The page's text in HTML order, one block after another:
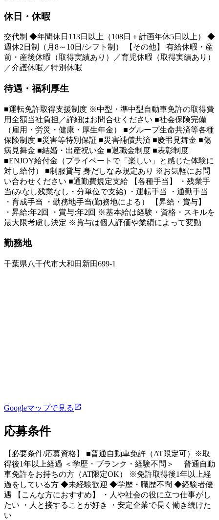
休日・休暇
交代制 ◆年間休日113日以上（108日＋計画年休5日以上） ◆
週休2日制（月8～10日/シフト制） 【その他】 有給休暇・産
前・産後休暇（取得実績あり）／育児休暇（取得実績あり）
／介護休暇／特別休暇
待遇・福利厚生
■運転免許取得支援制度 ※中型・準中型自動車免許の取得費
用全額当社負担／詳細はお問合せください ■社会保険完備
（雇用・労災・健康・厚生年金） ■グループ生命共済等各種
保険制度 ■災害等特別保証 ■災害補償共済 ■慶弔見舞金 ■傷
病見舞金 ■結婚・出産祝い金 ■退職金制度 ■表彰制度
■ENJOY給付金（プライベートで「楽しい」と感じた体験に
対し給付） ■制服貸与 身だしなみ規定あり ※お気軽にお問
い合わせください ■通勤費規定支給 【各種手当】 ・残業手
当(みなし残業なし・分単位で支給) ・運転手当 ・通勤手当
・育成手当 ・勤務地手当(勤務地による） 【昇給・賞与】
・昇給:年2回 ・賞与:年2回 ※基本給は経験・資格・スキルを
最大限考慮し決定 ※賞与は個人評価や業績によって変動
勤務地
千葉県八千代市大和田新田699-1
Googleマップで見る
応募条件
【必要条件/応募資格】 ■普通自動車免許（AT限定可）※取
得後1年以上経過 ＜学歴・ブランク・経験不問＞ 普通自動
車免許をお持ちの方（AT限定OK） ※免許取得後1年以上経
過をしている方 ◆未経験歓迎 ◆学歴・職歴不問 ◆経験者優
遇 【こんな方におすすめ】 ・人や社会の役に立つ仕事がし
たい ・人と接することが好き ・安定企業で長く働き続けた
い